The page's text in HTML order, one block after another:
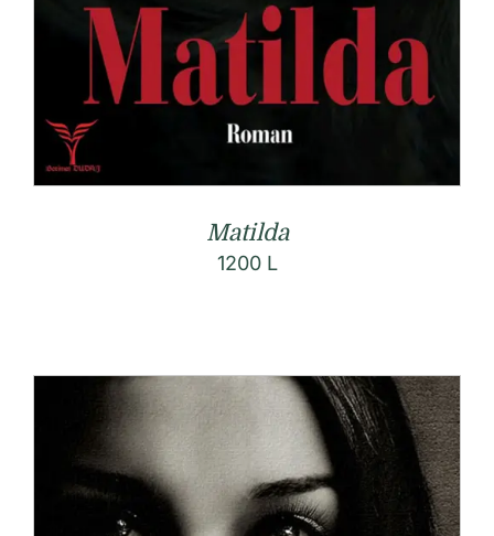
Matilda
1200 L